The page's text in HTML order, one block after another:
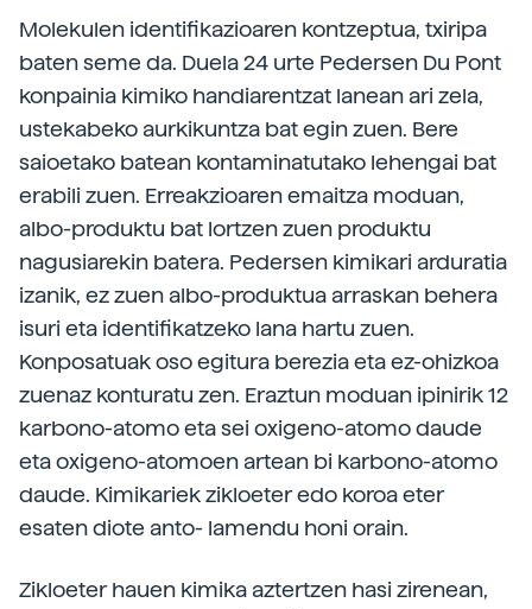
Molekulen identifikazioaren kontzeptua, txiripa
baten seme da. Duela 24 urte Pedersen Du Pont
konpainia kimiko handiarentzat lanean ari zela,
ustekabeko aurkikuntza bat egin zuen. Bere
saioetako batean kontaminatutako lehengai bat
erabili zuen. Erreakzioaren emaitza moduan,
albo-produktu bat lortzen zuen produktu
nagusiarekin batera. Pedersen kimikari arduratia
izanik, ez zuen albo-produktua arraskan behera
isuri eta identifikatzeko lana hartu zuen.
Konposatuak oso egitura berezia eta ez-ohizkoa
zuenaz konturatu zen. Eraztun moduan ipinirik 12
karbono-atomo eta sei oxigeno-atomo daude
eta oxigeno-atomoen artean bi karbono-atomo
daude. Kimikariek zikloeter edo koroa eter
esaten diote anto- lamendu honi orain.
Zikloeter hauen kimika aztertzen hasi zirenean,